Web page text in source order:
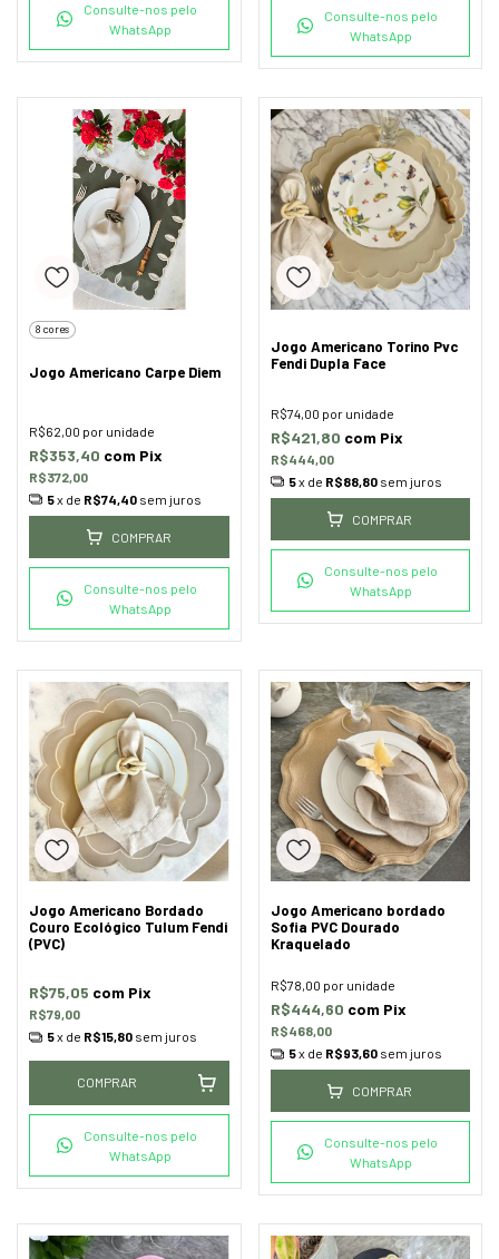
Consulte-nos pelo
WhatsApp
Consulte-nos pelo
WhatsApp
8 cores
Jogo Americano Carpe Diem
R$62,00 por unidade
R$372,00
R$353,40 com Pix
5x de R$74,40 sem juros
COMPRAR
Consulte-nos pelo
WhatsApp
Jogo Americano Torino Pvc
Fendi Dupla Face
R$74,00 por unidade
R$444,00
R$421,80 com Pix
5x de R$88,80 sem juros
COMPRAR
Consulte-nos pelo
WhatsApp
Jogo Americano Bordado
Couro Ecológico Tulum Fendi
(PVC)
R$79,00
R$75,05 com Pix
5x de R$15,80 sem juros
COMPRAR
Consulte-nos pelo
WhatsApp
Jogo Americano bordado
Sofia PVC Dourado
Kraquelado
R$78,00 por unidade
R$468,00
R$444,60 com Pix
5x de R$93,60 sem juros
COMPRAR
Consulte-nos pelo
WhatsApp